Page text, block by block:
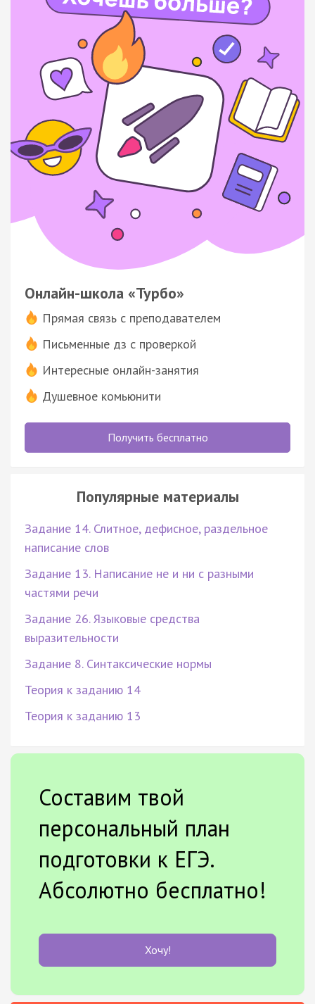
Онлайн-школа «Турбо»
Прямая связь с преподавателем
Письменные дз с проверкой
Интересные онлайн-занятия
Душевное комьюнити
Получить бесплатно
Популярные материалы
Задание 14. Слитное, дефисное, раздельное
написание слов
Задание 13. Написание не и ни с разными
частями речи
Задание 26. Языковые средства
выразительности
Задание 8. Синтаксические нормы
Теория к заданию 14
Теория к заданию 13
Составим твой
персональный план
подготовки к ЕГЭ.
Абсолютно бесплатно!
Хочу!